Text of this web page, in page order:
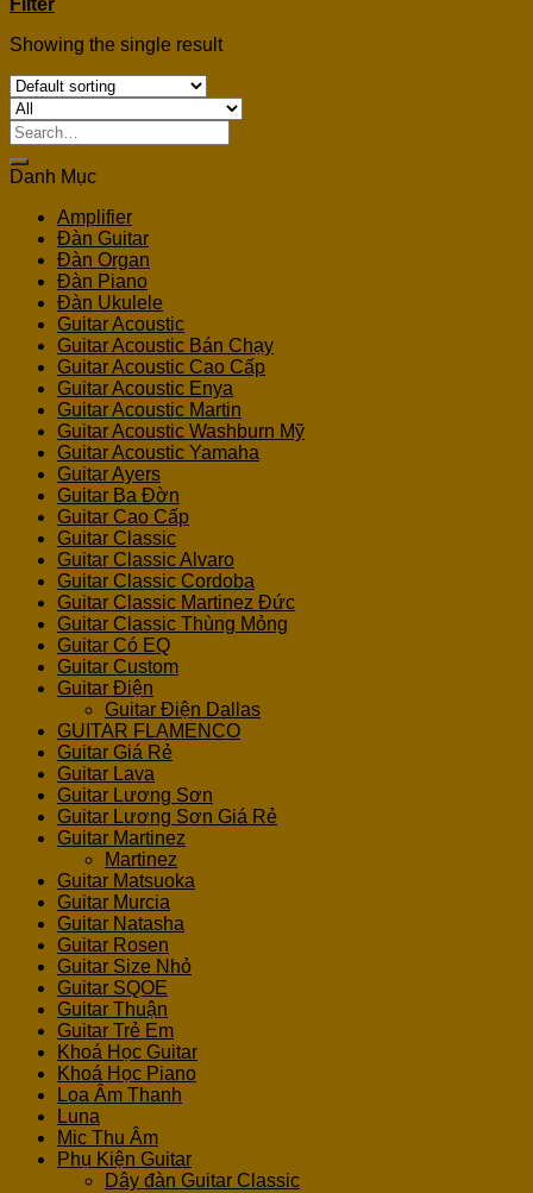
Showing the single result
Search
for:
Danh Mục
Amplifier
Đàn Guitar
Đàn Organ
Đàn Piano
Đàn Ukulele
Guitar Acoustic
Guitar Acoustic Bán Chạy
Guitar Acoustic Cao Cấp
Guitar Acoustic Enya
Guitar Acoustic Martin
Guitar Acoustic Washburn Mỹ
Guitar Acoustic Yamaha
Guitar Ayers
Guitar Ba Đờn
Guitar Cao Cấp
Guitar Classic
Guitar Classic Alvaro
Guitar Classic Cordoba
Guitar Classic Martinez Đức
Guitar Classic Thùng Mỏng
Guitar Có EQ
Guitar Custom
Guitar Điện
Guitar Điện Dallas
GUITAR FLAMENCO
Guitar Giá Rẻ
Guitar Lava
Guitar Lương Sơn
Guitar Lương Sơn Giá Rẻ
Guitar Martinez
Martinez
Guitar Matsuoka
Guitar Murcia
Guitar Natasha
Guitar Rosen
Guitar Size Nhỏ
Guitar SQOE
Guitar Thuận
Guitar Trẻ Em
Khoá Học Guitar
Khoá Học Piano
Loa Âm Thanh
Luna
Mic Thu Âm
Phụ Kiện Guitar
Dây đàn Guitar Classic